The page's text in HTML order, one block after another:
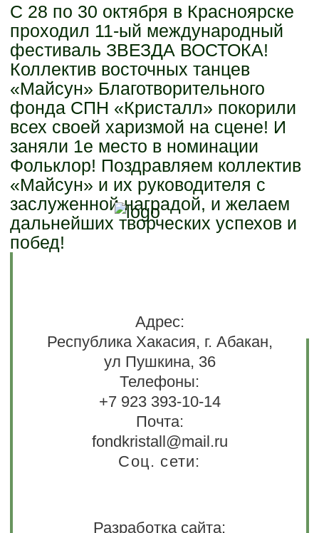
С 28 по 30 октября в Красноярске
проходил 11-ый международный
фестиваль ЗВЕЗДА ВОСТОКА!
Коллектив восточных танцев
«Майсун» Благотворительного
фонда СПН «Кристалл» покорили
всех своей харизмой на сцене! И
заняли 1е место в номинации
Фольклор! Поздравляем коллектив
«Майсун» и их руководителя с
заслуженной наградой, и желаем
дальнейших творческих успехов и
побед!
Адрес:
Республика Хакасия, г. Абакан,
ул Пушкина, 36
Телефоны:
+7 923 393-10-14
Почта:
fondkristall@mail.ru
Соц. сети:
Разработка сайта: